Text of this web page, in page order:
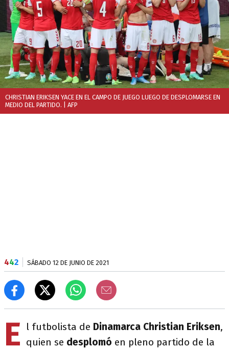
CHRISTIAN ERIKSEN YACE EN EL CAMPO DE JUEGO LUEGO DE DESPLOMARSE EN
MEDIO DEL PARTIDO. | AFP
442 SÁBADO 12 DE JUNIO DE 2021
E l futbolista de Dinamarca Christian Eriksen,
quien se desplomó en pleno partido de la